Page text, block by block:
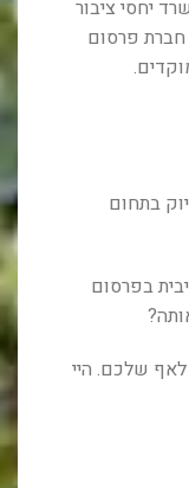
יחסי ציבור
חברת פרסום
בתחום
בפרסום
שלכם. היי